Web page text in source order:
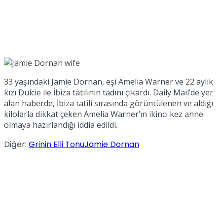
33 yaşındaki Jamie Dornan, eşi Amelia Warner ve 22 aylık
kızı Dulcie ile İbiza tatilinin tadını çıkardı. Daily Mail’de yer
alan haberde, İbiza tatili sırasında görüntülenen ve aldığı
kilolarla dikkat çeken Amelia Warner’ın ikinci kez anne
olmaya hazırlandığı iddia edildi.
Diğer: Grinin Elli TonuJamie Dornan